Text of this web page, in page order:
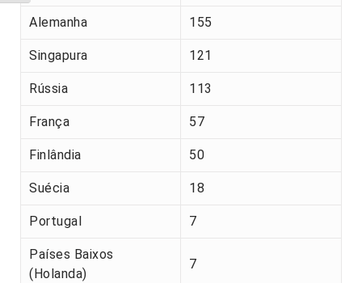
Alemanha 155
Singapura 121
Rússia 113
França 57
Finlândia 50
Suécia 18
Portugal 7
Países Baixos
(Holanda)
7